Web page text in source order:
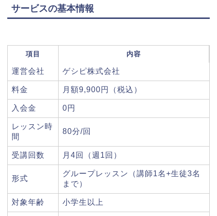
サービスの基本情報
項目 内容
運営会社 ゲシピ株式会社
料金 月額9,900円（税込）
入会金 0円
レッスン時
間
80分/回
受講回数 月4回（週1回）
形式
グループレッスン（講師1名+生徒3名
まで）
対象年齢 小学生以上